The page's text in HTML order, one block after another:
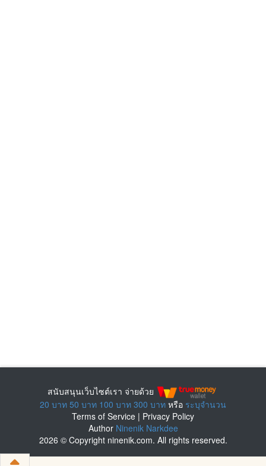
สนับสนุนเว็บไซต์เรา จ่ายด้วย
20 บาท 50 บาท 100 บาท 300 บาท หรือ ระบุจำนวน
Terms of Service | Privacy Policy
Author Ninenik Narkdee
2026 © Copyright ninenik.com. All rights reserved.